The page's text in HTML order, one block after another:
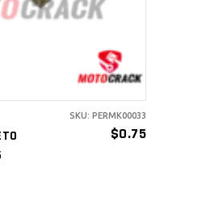
$0.75
SKU: PERMK00033